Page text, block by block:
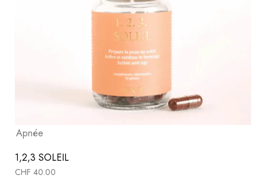
Apnée
1,2,3 SOLEIL
CHF 40.00